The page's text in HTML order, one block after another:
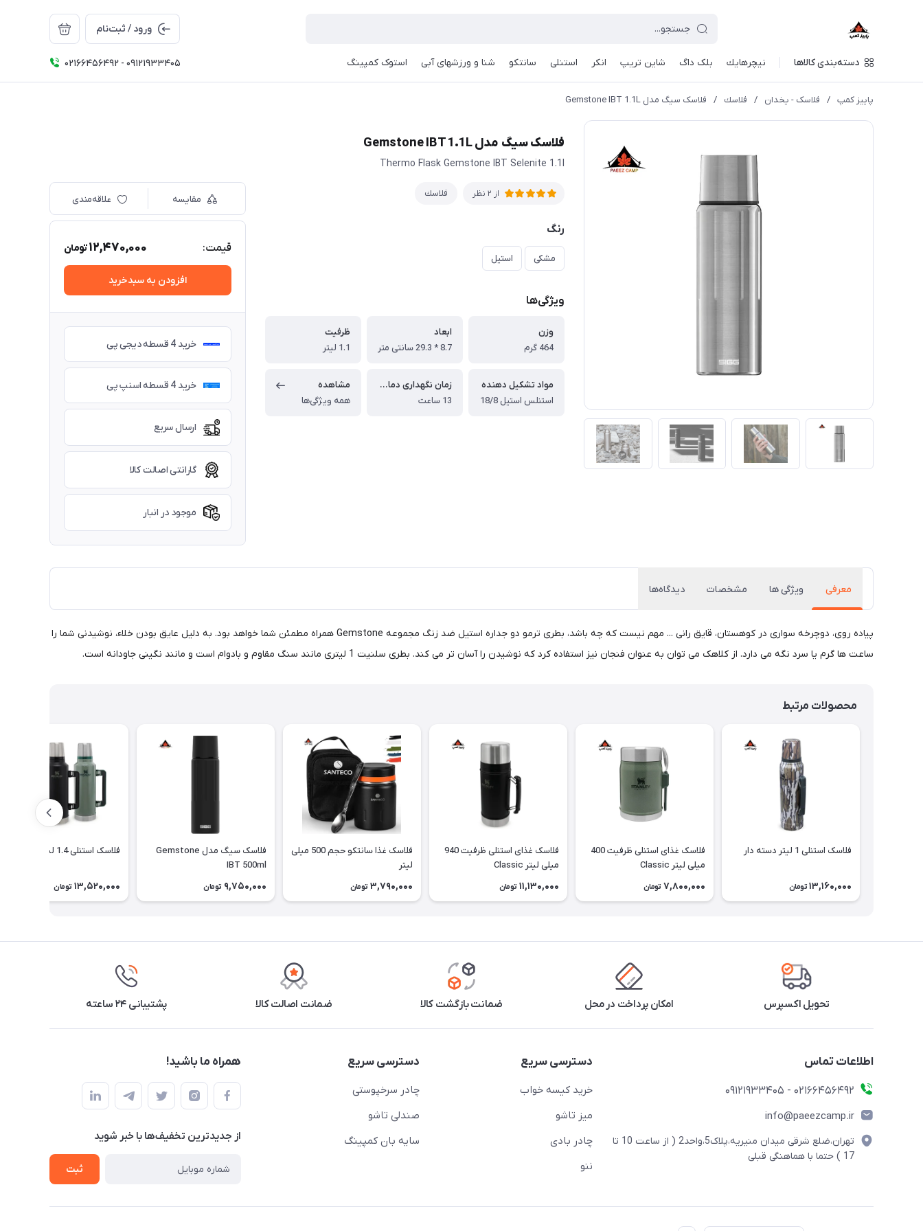
ورود / ثبت‌نام
دسته‌بندی کالاها نيچرهايك بلک داگ شاین تریپ انکر استنلی سانتکو شنا و ورزشهای آبی استوک کمپینگ 02166456492 - 09121933405
پاییز کمپ / فلاسک - یخدان / فلاسك / فلاسک سیگ مدل Gemstone IBT 1.1L
فلاسک سیگ مدل Gemstone IBT 1.1L
Thermo Flask Gemstone IBT Selenite 1.1l
از 2 نظر فلاسك
رنگ
مشکی استیل
ویژگی‌ها
وزن
464 گرم
ابعاد
8.7 * 29.3 سانتی متر
ظرفیت
1.1 لیتر
مواد تشکیل دهنده
استنلس استیل 18/8
زمان نگهداری دمای گرم
13 ساعت
مشاهده
همه ویژگی‌ها
مقایسه علاقه‌مندی
قیمت: 12,470,000تومان
افزودن به سبدخرید
خرید 4 قسطه دیجی پی
خرید 4 قسطه اسنپ پی
ارسال سریع
گارانتی اصالت کالا
موجود در انبار
معرفی ویژگی ها مشخصات دیدگاه‌ها
پیاده روی، دوچرخه سواری در کوهستان، قایق رانی ... مهم نیست که چه باشد، بطری ترمو دو جداره استیل ضد زنگ مجموعه Gemstone همراه مطمئن شما خواهد بود. به دلیل عایق بودن خلاء، نوشیدنی شما را
ساعت ها گرم یا سرد نگه می دارد. از کلاهک می توان به عنوان فنجان نیز استفاده کرد که نوشیدن را آسان تر می کند. بطری سلنیت 1 لیتری مانند سنگ مقاوم و بادوام است و مانند نگینی جاودانه است.
محصولات مرتبط
فلاسک استنلی 1 لیتر دسته دار
13,160,000 تومان
فلاسک غذای استنلی ظرفیت 400
میلی لیتر Classic
7,800,000 تومان
فلاسک غذای استنلی ظرفیت 940
میلی لیتر Classic
11,130,000 تومان
فلاسک غذا سانتکو حجم 500 میلی
لیتر
3,790,000 تومان
فلاسک سیگ مدل Gemstone
IBT 500ml
9,750,000 تومان
فلاسک استنلی 1.4 لیتر
13,520,000 تومان
تحویل اکسپرس امکان پرداخت در محل ضمانت بازگشت کالا ضمانت اصالت کالا پشتیبانی ۲۴ ساعته
اطلاعات تماس
02166456492 - 09121933405
info@paeezcamp.ir
تهران،ضلع شرقی میدان منیریه،پلاک5،واحد2 ( از ساعت 10 تا
17 ) حتما با هماهنگی قبلی
دسترسی سریع
خرید کیسه خواب
میز تاشو
چادر بادی
ننو
دسترسی سریع
چادر سرخپوستی
صندلی تاشو
سایه بان کمپینگ
همراه ما باشید!
از جدید‌ترین تخفیف‌ها با‌ خبر شوید
ثبت